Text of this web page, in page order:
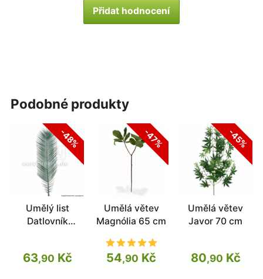
Přidat hodnocení
podobné produkty
-48%
Umělý list
Datlovník
63,90 Kč
-47%
Umělá větev
Magnólia 65 cm
54,90 Kč
-45%
Umělá větev
Javor 70 cm
80,90 Kč